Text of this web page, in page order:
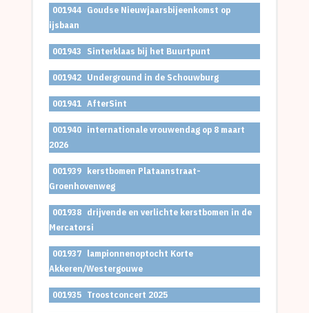
001944 Goudse Nieuwjaarsbijeenkomst op
ijsbaan
001943 Sinterklaas bij het Buurtpunt
001942 Underground in de Schouwburg
001941 AfterSint
001940 internationale vrouwendag op 8 maart
2026
001939 kerstbomen Plataanstraat-
Groenhovenweg
001938 drijvende en verlichte kerstbomen in de
Mercatorsi
001937 lampionnenoptocht Korte
Akkeren/Westergouwe
001935 Troostconcert 2025